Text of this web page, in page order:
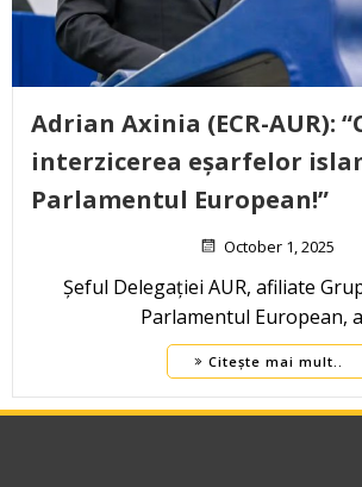
Adrian Axinia (ECR-AUR):
interzicerea eșarfelor
Parlamentul European!”
October 1, 2025
Șeful Delegației AUR, afiliate
Parlamentul European,
Citește mai mult..